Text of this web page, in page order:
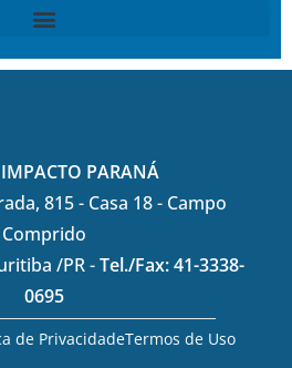
PARANÁ
815 - Casa 18 - Campo
Comprido
/PR -Tel./Fax: 41-3338-
0695
de PrivacidadeTermos de Uso